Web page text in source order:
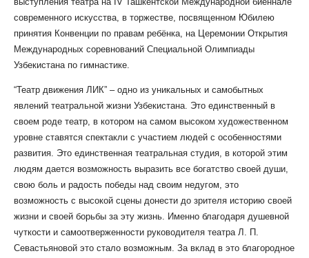
современного искусства, в торжестве, посвященном Юбилею
принятия Конвенции по правам ребёнка, на Церемонии Открытия
Международных соревнований Специальной Олимпиады
Узбекистана по гимнастике.
“Театр движения ЛИК” – одно из уникальных и самобытных
явлений театральной жизни Узбекистана. Это единственный в
своем роде театр, в котором на самом высоком художественном
уровне ставятся спектакли с участием людей с особенностями
развития. Это единственная театральная студия, в которой этим
людям дается возможность выразить все богатство своей души,
свою боль и радость победы над своим недугом, это
возможность с высокой сцены донести до зрителя историю своей
жизни и своей борьбы за эту жизнь. Именно благодаря душевной
чуткости и самоотверженности руководителя театра Л. П.
Севастьяновой это стало возможным. За вклад в это благородное